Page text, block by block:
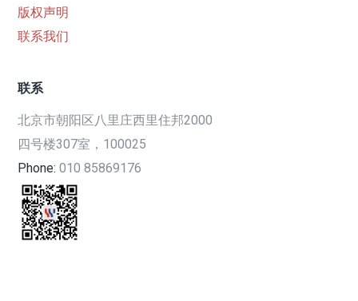
版权声明
联系我们
联系
北京市朝阳区八里庄西里住邦2000
四号楼307室，100025
Phone: 010 85869176